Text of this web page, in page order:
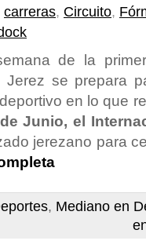
carreras, Circuito,
de la
Jerez se prepara
en lo que
Junio, el
jerezano para
, Mediano en